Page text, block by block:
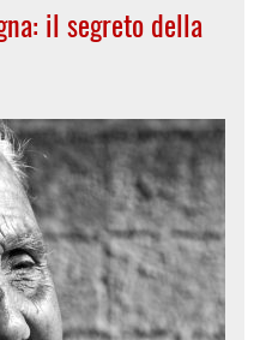
il segreto della